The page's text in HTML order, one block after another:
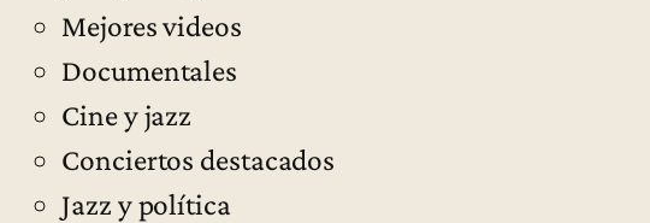
Mejores videos
Documentales
Cine y jazz
Conciertos destacados
Jazz y política